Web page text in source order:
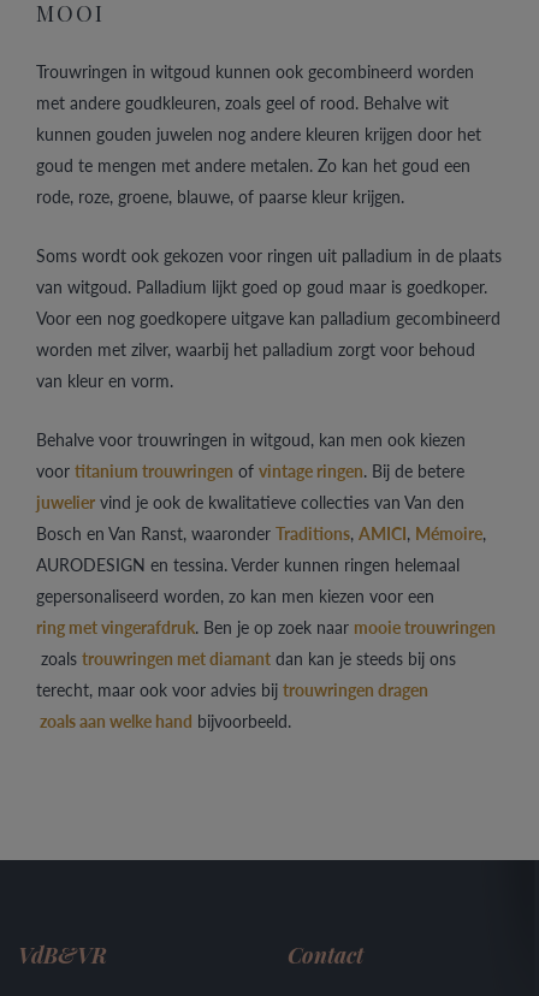
MOOI
Trouwringen in witgoud kunnen ook gecombineerd worden
met andere goudkleuren, zoals geel of rood. Behalve wit
kunnen gouden juwelen nog andere kleuren krijgen door het
goud te mengen met andere metalen. Zo kan het goud een
rode, roze, groene, blauwe, of paarse kleur krijgen.
Soms wordt ook gekozen voor ringen uit palladium in de plaats
van witgoud. Palladium lijkt goed op goud maar is goedkoper.
Voor een nog goedkopere uitgave kan palladium gecombineerd
worden met zilver, waarbij het palladium zorgt voor behoud
van kleur en vorm.
Behalve voor trouwringen in witgoud, kan men ook kiezen
voor titanium trouwringen of vintage ringen. Bij de betere
juwelier vind je ook de kwalitatieve collecties van Van den
Bosch en Van Ranst, waaronder Traditions, AMICI, Mémoire,
AURODESIGN en tessina. Verder kunnen ringen helemaal
gepersonaliseerd worden, zo kan men kiezen voor een
ring met vingerafdruk. Ben je op zoek naar mooie trouwringen
zoals trouwringen met diamant dan kan je steeds bij ons
terecht, maar ook voor advies bij trouwringen dragen
zoals aan welke hand bijvoorbeeld.
VdB&VR Contact